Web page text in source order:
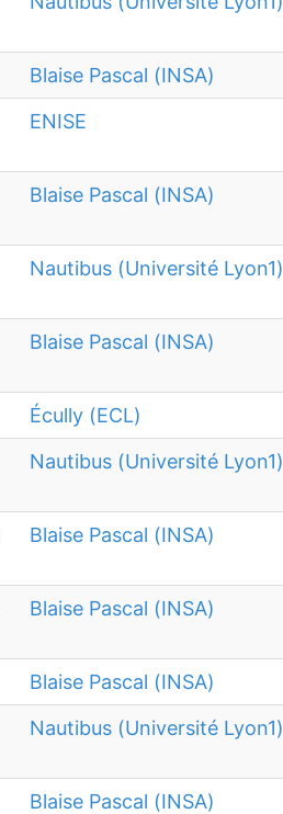
Blaise Pascal (INSA)
ENISE
Blaise Pascal (INSA)
Nautibus (Université Lyon1)
Blaise Pascal (INSA)
Écully (ECL)
Nautibus (Université Lyon1)
Blaise Pascal (INSA)
Blaise Pascal (INSA)
Blaise Pascal (INSA)
Nautibus (Université Lyon1)
Blaise Pascal (INSA)